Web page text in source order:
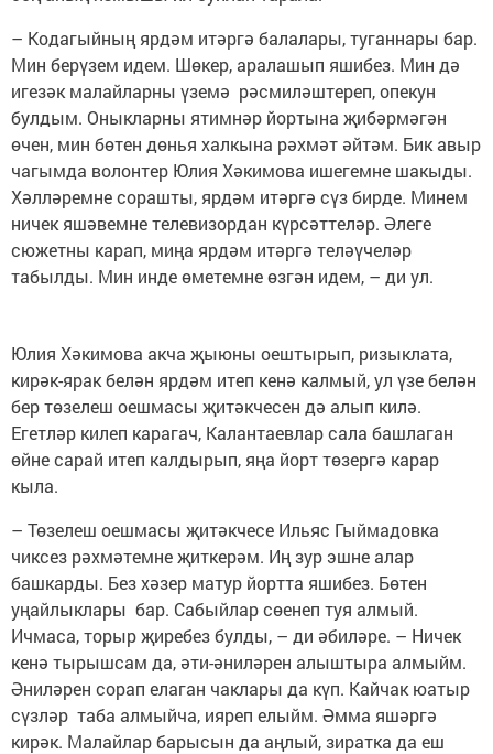
– Кодагыйның ярдәм итәргә балалары, туганнары бар.
Мин берүзем идем. Шөкер, аралашып яшибез. Мин дә
игезәк малайларны үземә рәсмиләштереп, опекун
булдым. Оныкларны ятимнәр йортына җибәрмәгән
өчен, мин бөтен дөнья халкына рәхмәт әйтәм. Бик авыр
чагымда волонтер Юлия Хәкимова ишегемне шакыды.
Хәлләремне сорашты, ярдәм итәргә сүз бирде. Минем
ничек яшәвемне телевизордан күрсәттеләр. Әлеге
сюжетны карап, миңа ярдәм итәргә теләүчеләр
табылды. Мин инде өметемне өзгән идем, – ди ул.
Юлия Хәкимова акча җыюны оештырып, ризыклата,
кирәк-ярак белән ярдәм итеп кенә калмый, ул үзе белән
бер төзелеш оешмасы җитәкчесен дә алып килә.
Егетләр килеп карагач, Калантаевлар сала башлаган
өйне сарай итеп калдырып, яңа йорт төзергә карар
кыла.
– Төзелеш оешмасы җитәкчесе Ильяс Гыймадовка
чиксез рәхмәтемне җиткерәм. Иң зур эшне алар
башкарды. Без хәзер матур йортта яшибез. Бөтен
уңайлыклары бар. Сабыйлар сөенеп туя алмый.
Ичмаса, торыр җиребез булды, – ди әбиләре. – Ничек
кенә тырышсам да, әти-әниләрен алыштыра алмыйм.
Әниләрен сорап елаган чаклары да күп. Кайчак юатыр
сүзләр таба алмыйча, ияреп елыйм. Әмма яшәргә
кирәк. Малайлар барысын да аңлый, зиратка да еш